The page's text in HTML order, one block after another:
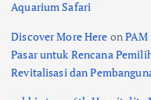
Aquarium Safari
Discover More Here on
Pasar untuk Rencana
Revitalisasi dan